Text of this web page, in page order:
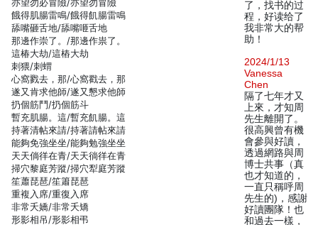
餓得肌腸雷鳴/餓得飢腸雷鳴
舔嘴砸舌地/舔嘴咂舌地
那邊作崇了。/那邊作祟了。
這椿大劫/這樁大劫
刺猥/刺蝟
心窩戮去，那/心窩戳去，那
遂又肯求他師/遂又懇求他師
扔個筋鬥/扔個筋斗
暫充肌腸。這/暫充飢腸。這
持著清帖來請/持著請帖來請
能夠免強坐坐/能夠勉強坐坐
天天倘徉在青/天天徜徉在青
掃穴黎庭芳蹤/掃穴犁庭芳蹤
笙蕭琵琶/笙簫琵琶
重複入席/重復入席
非常夭嬌/非常夭矯
形影相吊/形影相弔
了，找书的过
程，好读给了
我非常大的帮
助！
2024/1/13
Vanessa
Chen
隔了七年才又
上來，才知周
先生離開了。
很高興曾有機
會參與好讀，
透過網路與周
博士共事（真
也才知道的，
一直只稱呼周
先生的)，感謝
好讀團隊！也
和過去一樣，